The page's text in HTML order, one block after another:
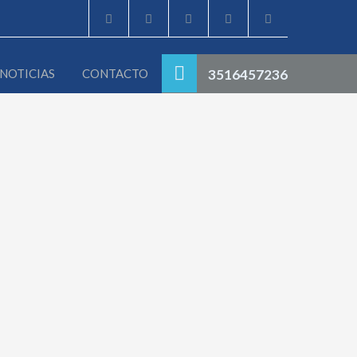
3516457236
NOTICIAS CONTACTO